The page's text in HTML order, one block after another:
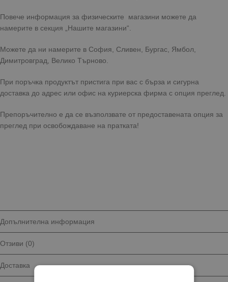
Повече информация за физическите магазини можете да
намерите в секция „Нашите магазини“.
Можете да ни намерите в София, Сливен, Бургас, Ямбол,
Димитровград, Велико Търново.
При поръчка продуктът пристига при вас с бърза и сигурна
доставка до адрес или офис на куриерска фирма с опция преглед.
Препоръчително е да се възползвате от предоставената опция за
преглед при освобождаване на пратката!
Допълнителна информация
Отзиви (0)
Доставка